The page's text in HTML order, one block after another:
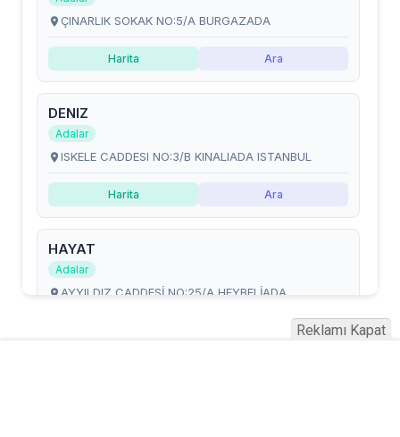
Reklamı Kapat